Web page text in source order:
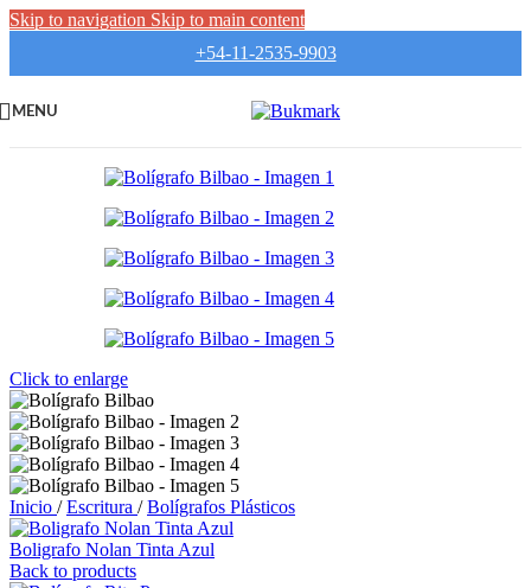
Skip to navigation Skip to main content
+54-11-2535-9903
MENU
Click to enlarge
Inicio / Escritura / Bolígrafos Plásticos
Boligrafo Nolan Tinta Azul
Back to products